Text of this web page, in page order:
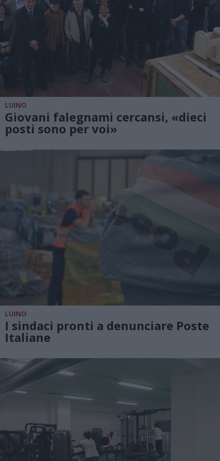
LUINO
Giovani falegnami cercansi, «dieci
posti sono per voi»
LUINO
I sindaci pronti a denunciare Poste
Italiane